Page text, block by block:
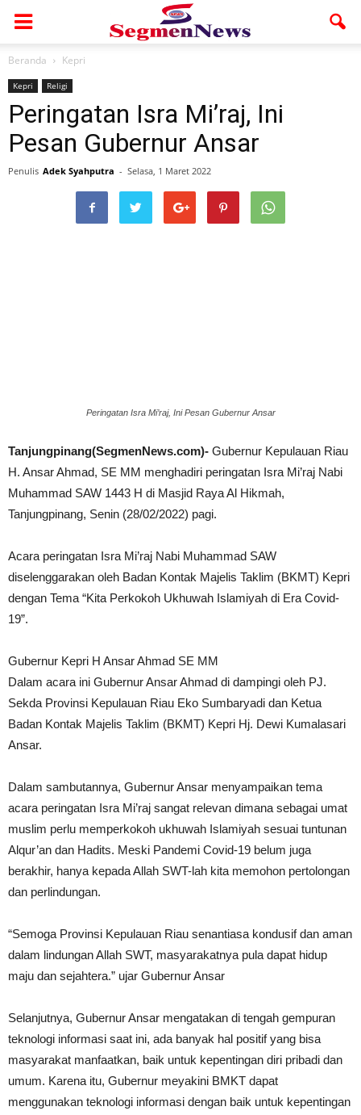
Beranda Kepri
Kepri Religi
Peringatan Isra Mi’raj, Ini
Pesan Gubernur Ansar
Penulis Adek Syahputra - Selasa, 1 Maret 2022
Peringatan Isra Mi’raj, Ini Pesan Gubernur Ansar
Tanjungpinang(SegmenNews.com)- Gubernur Kepulauan Riau
H. Ansar Ahmad, SE MM menghadiri peringatan Isra Mi’raj Nabi
Muhammad SAW 1443 H di Masjid Raya Al Hikmah,
Tanjungpinang, Senin (28/02/2022) pagi.
Acara peringatan Isra Mi’raj Nabi Muhammad SAW
diselenggarakan oleh Badan Kontak Majelis Taklim (BKMT) Kepri
dengan Tema “Kita Perkokoh Ukhuwah Islamiyah di Era Covid-
19”.
Gubernur Kepri H Ansar Ahmad SE MM
Dalam acara ini Gubernur Ansar Ahmad di dampingi oleh PJ.
Sekda Provinsi Kepulauan Riau Eko Sumbaryadi dan Ketua
Badan Kontak Majelis Taklim (BKMT) Kepri Hj. Dewi Kumalasari
Ansar.
Dalam sambutannya, Gubernur Ansar menyampaikan tema
acara peringatan Isra Mi’raj sangat relevan dimana sebagai umat
muslim perlu memperkokoh ukhuwah Islamiyah sesuai tuntunan
Alqur’an dan Hadits. Meski Pandemi Covid-19 belum juga
berakhir, hanya kepada Allah SWT-lah kita memohon pertolongan
dan perlindungan.
“Semoga Provinsi Kepulauan Riau senantiasa kondusif dan aman
dalam lindungan Allah SWT, masyarakatnya pula dapat hidup
maju dan sejahtera.” ujar Gubernur Ansar
Selanjutnya, Gubernur Ansar mengatakan di tengah gempuran
teknologi informasi saat ini, ada banyak hal positif yang bisa
masyarakat manfaatkan, baik untuk kepentingan diri pribadi dan
umum. Karena itu, Gubernur meyakini BMKT dapat
menggunakan teknologi informasi dengan baik untuk kepentingan